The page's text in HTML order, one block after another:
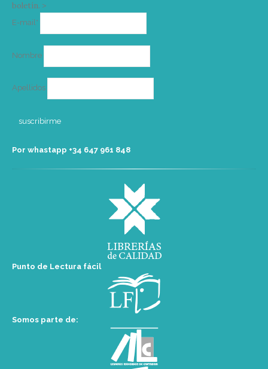
boletín. >
E-mail*
Nombre
Apellidos
Por whastapp +34 ‭647 961 848‬
Punto de Lectura fácil
Somos parte de: